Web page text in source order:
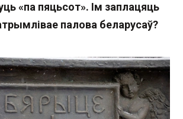
«па пяцьсот». Ім заплацяць
палова беларусаў?